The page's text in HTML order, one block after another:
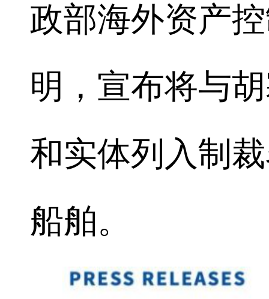
政部海外资产
明，宣布将与
和实体列入制
船舶。